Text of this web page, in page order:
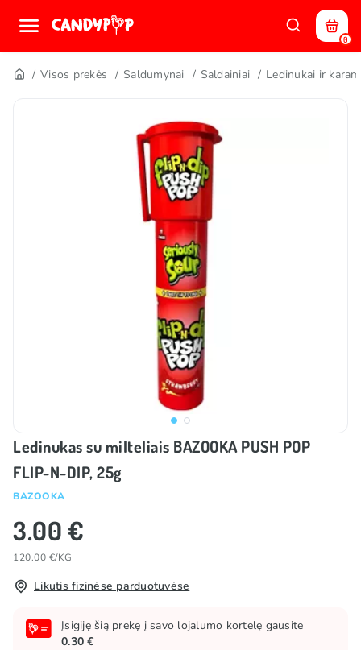
0
Visos prekės Saldumynai Saldainiai Ledinukai ir
Ledinukas su milteliais BAZOOKA PUSH POP
FLIP-N-DIP, 25g
BAZOOKA
3.00 €
120.00 €/KG
Likutis fizinėse parduotuvėse
Įsigiję šią prekę į savo lojalumo kortelę gausite
0.30 €